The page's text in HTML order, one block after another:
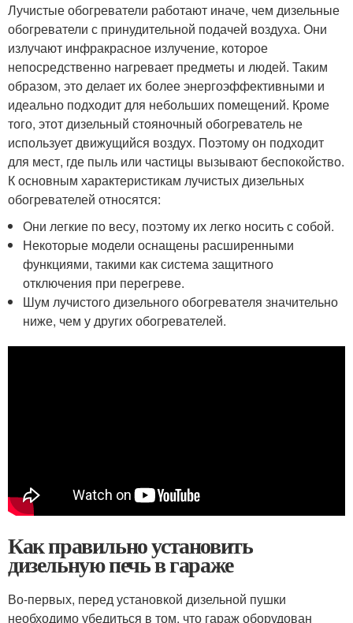
Лучистые обогреватели работают иначе, чем дизельные
обогреватели с принудительной подачей воздуха. Они
излучают инфракрасное излучение, которое
непосредственно нагревает предметы и людей. Таким
образом, это делает их более энергоэффективными и
идеально подходит для небольших помещений. Кроме
того, этот дизельный стояночный обогреватель не
использует движущийся воздух. Поэтому он подходит
для мест, где пыль или частицы вызывают беспокойство.
К основным характеристикам лучистых дизельных
обогревателей относятся:
Они легкие по весу, поэтому их легко носить с собой.
Некоторые модели оснащены расширенными
функциями, такими как система защитного
отключения при перегреве.
Шум лучистого дизельного обогревателя значительно
ниже, чем у других обогревателей.
Как правильно установить
дизельную печь в гараже
Во-первых, перед установкой дизельной пушки
необходимо убедиться в том, что гараж оборудован